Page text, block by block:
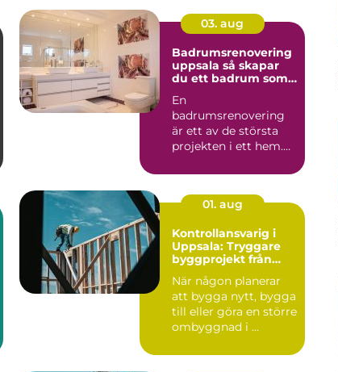
03. aug
Badrumsrenovering
uppsala så skapar
du ett badrum som
En
badrumsrenovering
är ett av de största
projekten i ett hem.
hög, arbetet påverk...
01. aug
Kontrollansvarig i
Uppsala: Tryggare
byggprojekt från
När någon planerar
att bygga nytt, bygga
till eller göra en större
ombyggnad i ...